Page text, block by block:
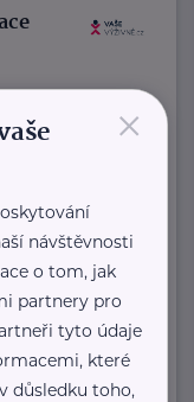
×
návštěvnosti
o tom, jak
partnery pro
tyto údaje
které
důsledku toho,